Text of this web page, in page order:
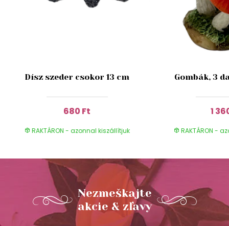
Dísz szeder csokor 13 cm
680 Ft
RAKTÁRON - azonnal kiszállítjuk
Gombák, 3
1
RAKTÁRON -
Nezmeškajte
akcie & zľavy